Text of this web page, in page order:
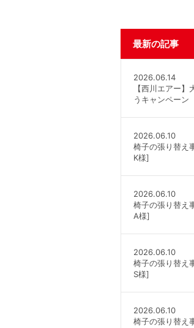
最新の記事
2026.06.14
【西川エアー】
うキャンペーン
2026.06.10
椅子の張り替
K様]
2026.06.10
椅子の張り替
A様]
2026.06.10
椅子の張り替
S様]
2026.06.10
椅子の張り替